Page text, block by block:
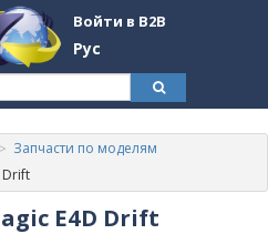
Войти в B2B
Рус
Запчасти по моделям
Drift
E4D Drift